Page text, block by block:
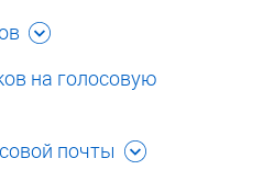
на голосовую
почты